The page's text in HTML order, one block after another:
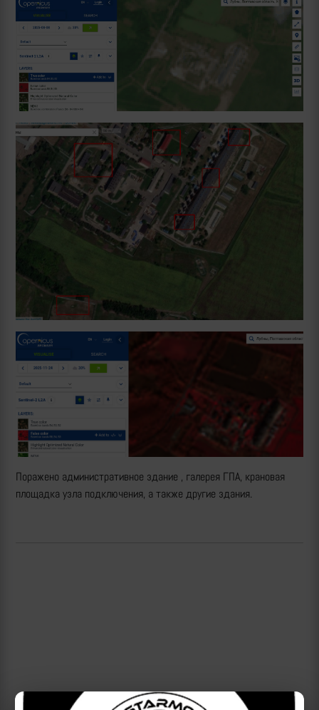
Поражено административное здание , галерея ГПА, крановая
площадка узла подключения, а также другие здания.